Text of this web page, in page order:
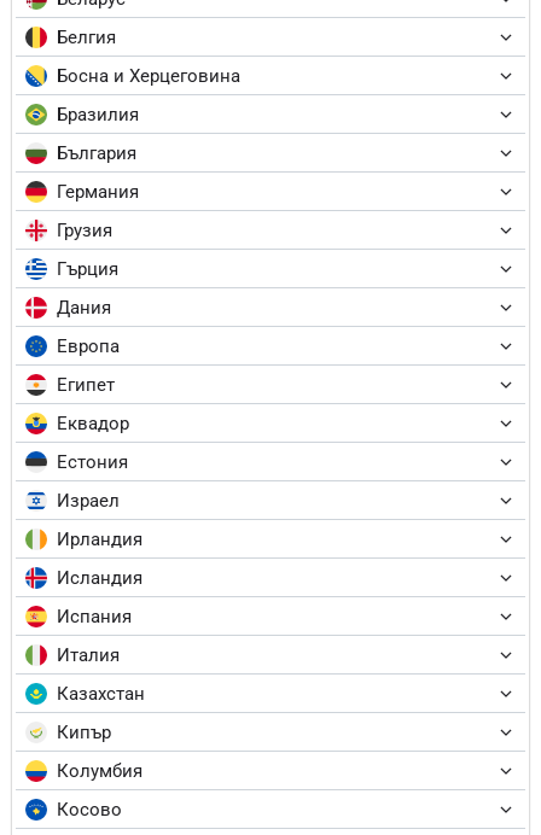
Белгия
Босна и Херцеговина
Бразилия
България
Германия
Грузия
Гърция
Дания
Европа
Египет
Еквадор
Естония
Израел
Ирландия
Исландия
Испания
Италия
Казахстан
Кипър
Колумбия
Косово